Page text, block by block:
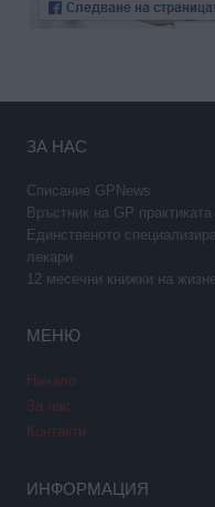
ЗА НАС
Списание GPNews
Връстник на GP
Единственото
лекари
12 месечни книжки на
МЕНЮ
Начало
За нас
Контакти
ИНФОРМАЦИЯ